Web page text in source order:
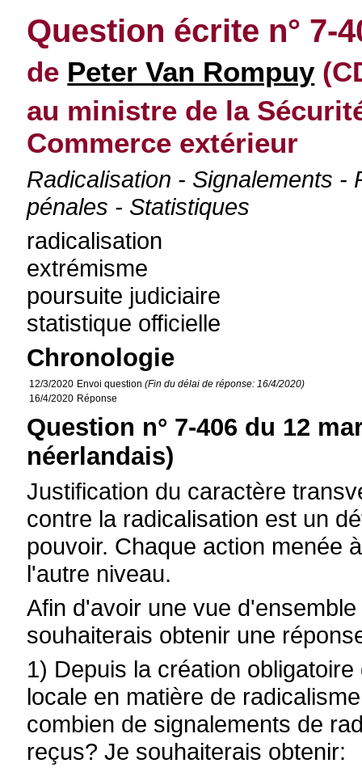
Question écrite n° 7-
de Peter Van Rompuy
au ministre de la
Commerce extérieur
Radicalisation - Signalements
pénales - Statistiques
radicalisation
extrémisme
poursuite judiciaire
statistique officielle
Chronologie
12/3/2020 Envoi question(Fin du délai de réponse: 16/4/2020)
16/4/2020 Réponse
Question n° 7-406 du 12
néerlandais)
Justification du caractère
contre la radicalisation est un
pouvoir. Chaque action menée
l'autre niveau.
Afin d'avoir une vue
souhaiterais obtenir une
1) Depuis la création
locale en matière de
combien de signalements de
reçus? Je souhaiterais obtenir: